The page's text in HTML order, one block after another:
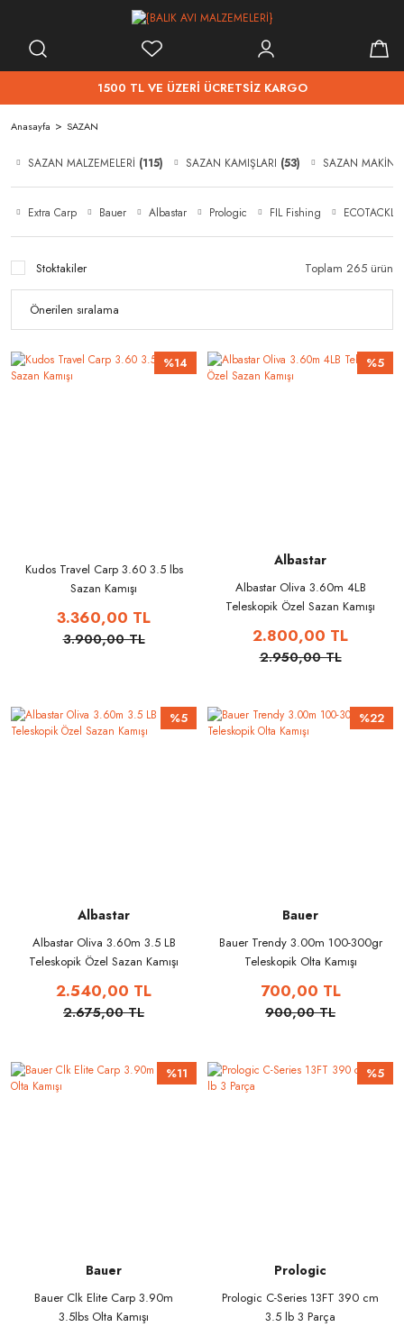
1500 TL VE ÜZERİ ÜCRETSİZ KARGO
Anasayfa SAZAN
SAZAN MALZEMELERİ (115) SAZAN KAMIŞLARI (53) SAZAN
Extra Carp Bauer Albastar Prologic FIL Fishing ECOTACKLE
Stoktakiler Toplam 265 ürün
%14
Kudos Travel Carp 3.60 3.5 lbs
Sazan Kamışı
3.360,00 TL
3.900,00 TL
%5
Albastar
Albastar Oliva 3.60m 4LB
Teleskopik Özel Sazan Kamışı
2.800,00 TL
2.950,00 TL
%5
Albastar
Albastar Oliva 3.60m 3.5 LB
Teleskopik Özel Sazan Kamışı
2.540,00 TL
2.675,00 TL
%22
Bauer
Bauer Trendy 3.00m 100-300gr
Teleskopik Olta Kamışı
700,00 TL
900,00 TL
%11
Bauer
Bauer Clk Elite Carp 3.90m
3.5lbs Olta Kamışı
%5
Prologic
Prologic C-Series 13FT 390 cm
3.5 lb 3 Parça